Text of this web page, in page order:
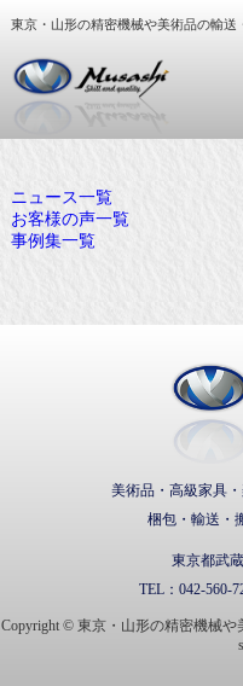
東京・山形の精密機械や美術品の輸送
大型精
ニュース一覧
お客様の声一覧
事例集一覧
美術品・高級家具
梱包・輸送・
東京都武
TEL： 042-560-
Copyright © 東京・山形の精密機械